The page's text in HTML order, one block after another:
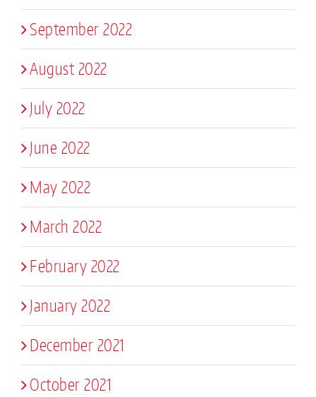
September 2022
August 2022
July 2022
June 2022
May 2022
March 2022
February 2022
January 2022
December 2021
October 2021